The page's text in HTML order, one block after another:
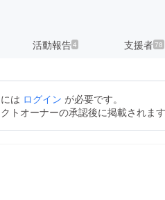
活動報告4 支援者78
は ログイン が必要です。
トオーナーの承認後に掲載されま